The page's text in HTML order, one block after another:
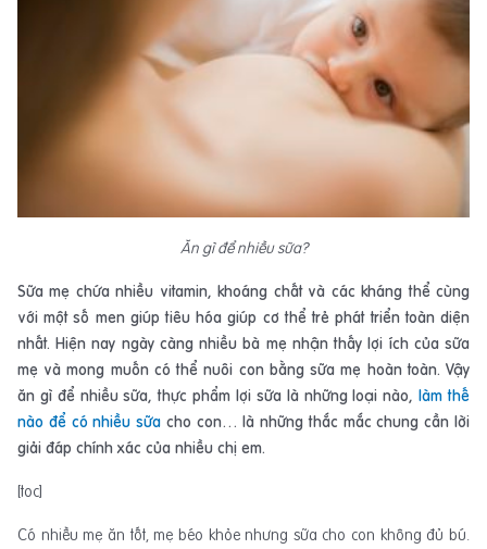
Ăn gì để nhiều sữa?
Sữa mẹ chứa nhiều vitamin, khoáng chất và các kháng thể cùng
với một số men giúp tiêu hóa giúp cơ thể trẻ phát triển toàn diện
nhất. Hiện nay ngày càng nhiều bà mẹ nhận thấy lợi ích của sữa
mẹ và mong muốn có thể nuôi con bằng sữa mẹ hoàn toàn. Vậy
ăn gì để nhiều sữa, thực phẩm lợi sữa là những loại nào,làm thế
nào để có nhiều sữa cho con… là những thắc mắc chung cần lời
giải đáp chính xác của nhiều chị em.
[toc]
Có nhiều mẹ ăn tốt, mẹ béo khỏe nhưng sữa cho con không đủ bú.